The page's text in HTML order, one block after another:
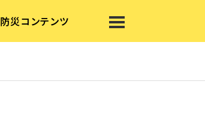
防災コンテンツ